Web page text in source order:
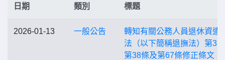
日期 類別 標題
2026-01-13 一般公告
轉知有關公務人員退休資遣
法（以下簡稱退撫法）第37
第38條及第67條修正條文，